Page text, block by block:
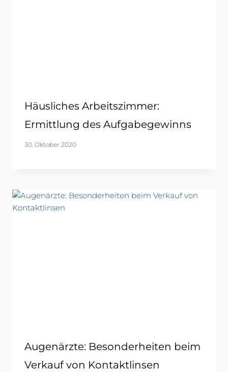
Häusliches Arbeitszimmer:
Ermittlung des Aufgabegewinns
30. Oktober 2020
Augenärzte: Besonderheiten beim
Verkauf von Kontaktlinsen